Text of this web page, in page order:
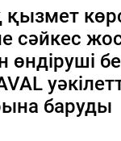
сәйкес
баруды